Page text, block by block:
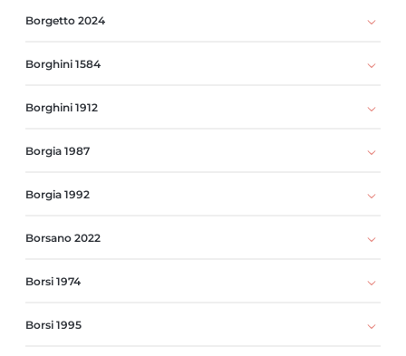
Borgetto 2024
Borghini 1584
Borghini 1912
Borgia 1987
Borgia 1992
Borsano 2022
Borsi 1974
Borsi 1995